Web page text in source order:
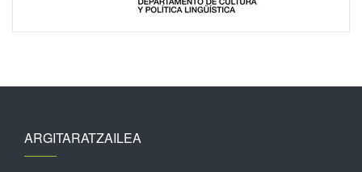
ARGITARATZAILEA